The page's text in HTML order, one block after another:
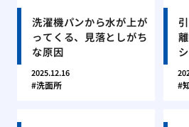
洗濯機パンから水が上が
ってくる、見落としがち
な原因
2025.12.16
洗面所